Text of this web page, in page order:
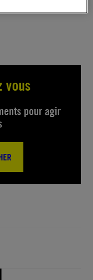
vous
pour agir